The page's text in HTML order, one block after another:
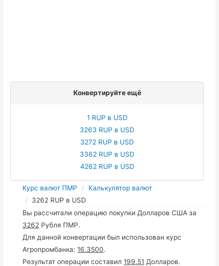
Конвертируйте ещё
1 RUP в USD
3263 RUP в USD
3272 RUP в USD
3362 RUP в USD
4262 RUP в USD
Курс валют ПМР
Калькулятор валют
3262 RUP в USD
Вы рассчитали операцию покупки Долларов США за
3262 Рубля ПМР.
Для данной конвертации был использован курс
Агропромбанка:16.3500.
Результат операции составил199.51 Долларов.